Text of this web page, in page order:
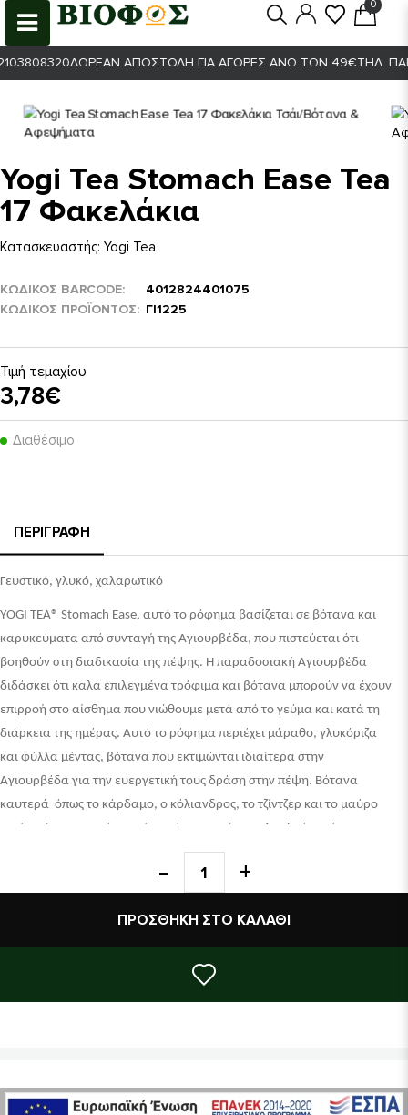
0
ΔΩΡΕΆΝ ΑΠΟΣΤΟΛΉ ΓΙΑ ΑΓΟΡΈΣ ΆΝΩ ΤΩΝ 49€ΤΗΛ.
Yogi Tea Stomach Ease Tea
17 Φακελάκια
Κατασκευαστής: Yogi Tea
ΚΩΔΙΚΟΣ BARCODE
4012824401075
ΚΩΔΙΚΌΣ ΠΡΟΪΌΝΤΟΣ
ΓΙ1225
Τιμή τεμαχίου
3,78€
Διαθέσιμο
ΠΕΡΙΓΡΑΦΉ
Γευστικό, γλυκό, χαλαρωτικό
YOGI TEA® Stomach Ease, αυτό το ρόφημα βασίζεται σε βότανα και
καρυκεύματα από συνταγή της Αγιουρβέδα, που πιστεύεται ότι
βοηθούν στη διαδικασία της πέψης. Η παραδοσιακή Αγιουρβέδα
διδάσκει ότι καλά επιλεγμένα τρόφιμα και βότανα μπορούν να έχουν
επιρροή στο αίσθημα που νιώθουμε μετά από το γεύμα και κατά τη
διάρκεια της ημέρας. Αυτό το ρόφημα περιέχει μάραθο, γλυκόριζα
και φύλλα μέντας, βότανα που εκτιμώνται ιδιαίτερα στην
Αγιουρβέδα για την ευεργετική τους δράση στην πέψη. Βότανα
καυτερά  όπως το κάρδαμο, ο κόλιανδρος, το τζίντζερ και το μαύρο
πιπέρι εξισορροπούν αυτό το νόστιμο μείγμα.  Απολαύστε ένα
φλιτζάνι κατά τη διάρκεια του γεύματος ή
μετά.
κριθαριού*, γλυκόριζα* (13%), μέντα* (9%), τζίντζερ* (6%), κανέλα*,
μαύρο πιπέρι*, γαρύφαλλο*. (*= Προϊόν βιολογικής γεωργίας).
ΠΡΟΣΘΉΚΗ ΣΤΟ ΚΑΛΆΘΙ